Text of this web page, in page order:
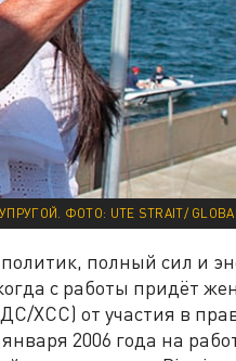
ФОТО: UTE STRAIT/
полный сил и
с работы придёт
ХСС) от участия в
2006 года на